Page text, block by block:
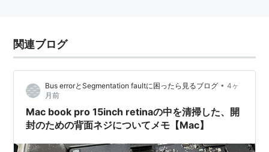
関連ブログ
Bus errorとSegmentation faultに困ったら見るブログ • 4ヶ
月前
Mac book pro 15inch retinaの中を清掃した、開
封のための背面ネジについてメモ【Mac】